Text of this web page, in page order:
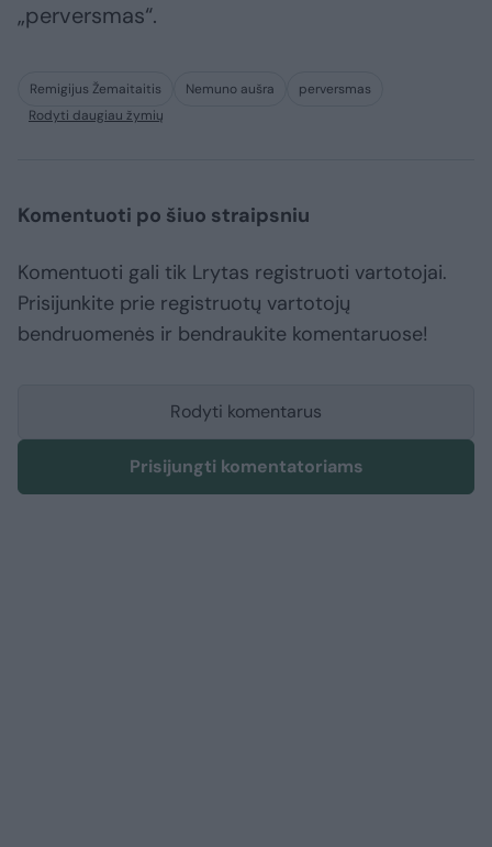
„perversmas“.
Remigijus Žemaitaitis Nemuno aušra
perversmas
Rodyti daugiau žymių
Komentuoti po šiuo straipsniu
Komentuoti gali tik Lrytas registruoti vartotojai.
Prisijunkite prie registruotų vartotojų
bendruomenės ir bendraukite komentaruose!
Rodyti komentarus
Prisijungti komentatoriams